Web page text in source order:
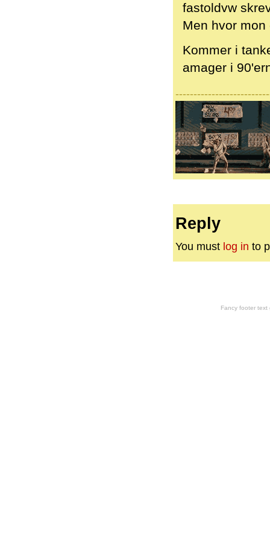
fastoldvw
Men hvor mon
Kommer i
amager i
Reply
You must log in to
Fancy footer